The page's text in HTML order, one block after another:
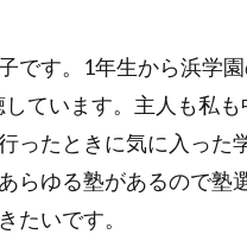
です。 1年生から浜学
ています。主人も私
ったときに気に入った
らゆる塾があるので塾
たいです。